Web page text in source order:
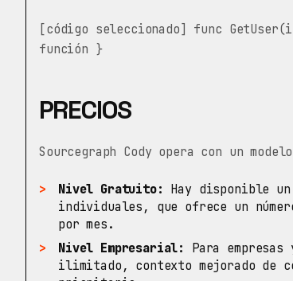
[código seleccionado] func
función }
PRECIOS
Sourcegraph Cody opera con un modelo
Nivel Gratuito: Hay disponible
individuales, que ofrece un
por mes.
Nivel Empresarial:
Para
ilimitado, contexto mejorado de